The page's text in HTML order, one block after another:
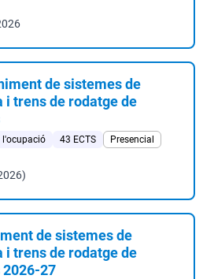
de sistemes de
trens de rodatge de
l'ocupació 43 ECTS
Presencial
de sistemes de
trens de rodatge de
27